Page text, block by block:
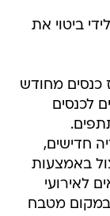
ביטוי את
כנסים מחודש
לכנסים
שונים עד 450 משתתפים.
חדישים,
באמצעות
לאירועי
במקום מטבח